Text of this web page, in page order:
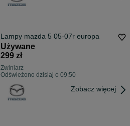
Lampy mazda 5 05-07r europa
Używane
299 zł
Zwiniarz
Odświeżono dzisiaj o 09:50
Zobacz więcej